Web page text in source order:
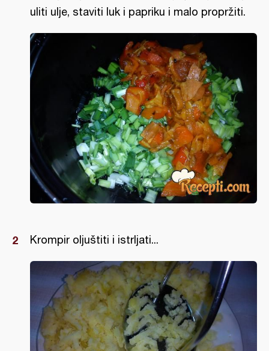
uliti ulje, staviti luk i papriku i malo propržiti.
Krompir oljuštiti i istrljati...